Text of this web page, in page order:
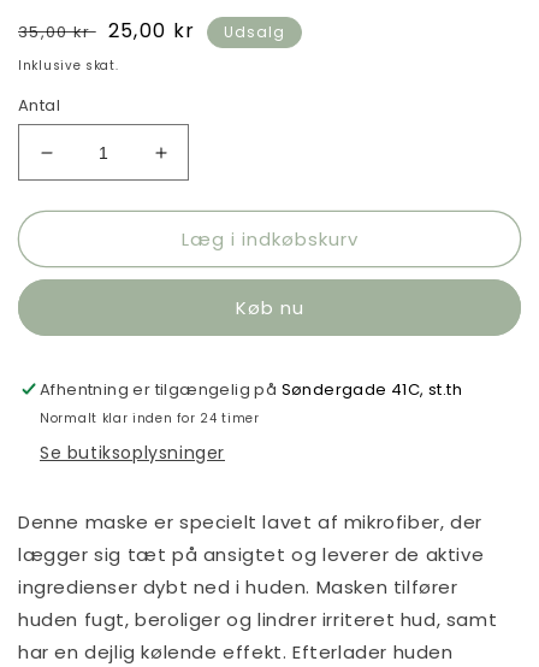
Normalpris
35,00 kr Udsalgspris
25,00 kr Udsalg
Inklusive skat.
Antal
Reducer
antallet
for
Gummy
Heartleaf
Øg
antallet
for
Abib
Gummy
Heartleaf
Læg i indkøbskurv
Køb nu
Afhentning er tilgængelig på Søndergade 41C, st.th
Normalt klar inden for 24 timer
Se butiksoplysninger
Denne maske er specielt lavet af mikrofiber, der
lægger sig tæt på ansigtet og leverer de aktive
ingredienser dybt ned i huden. Masken tilfører
huden fugt, beroliger og lindrer irriteret hud, samt
har en dejlig kølende effekt. Efterlader huden